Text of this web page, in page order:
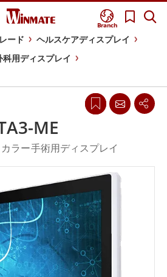
Branch
ード
ヘルスケアディスプレイ
用ディスプレイ
ME
ラー手術用ディスプレイ